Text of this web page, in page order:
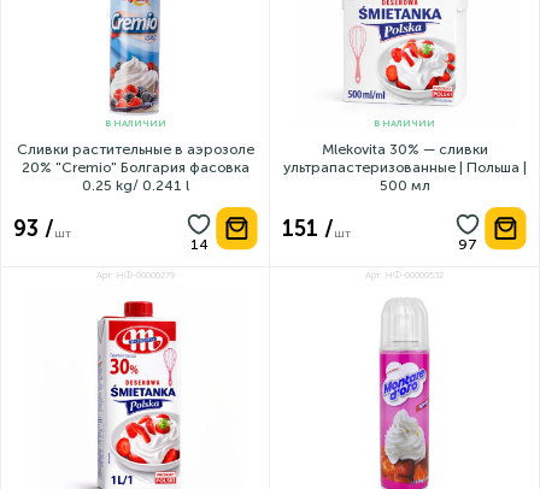
В НАЛИЧИИ
Сливки растительные в аэрозоле
20% "Cremio" Болгария фасовка
0.25 kg/ 0.241 l
93 /шт
В НАЛИЧИИ
Mlekovita 30% — сливки
ультрапастеризованные | Польша |
500 мл
151 /шт
Арт: НФ-00000279 Арт: НФ-00000532